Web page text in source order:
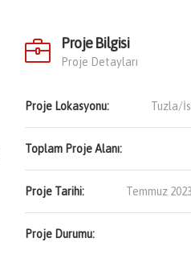
Proje Bilgisi
Proje Detayları
Proje Lokasyonu: Tuzla/
Toplam Proje Alanı:
Proje Tarihi: Temmuz
Proje Durumu: